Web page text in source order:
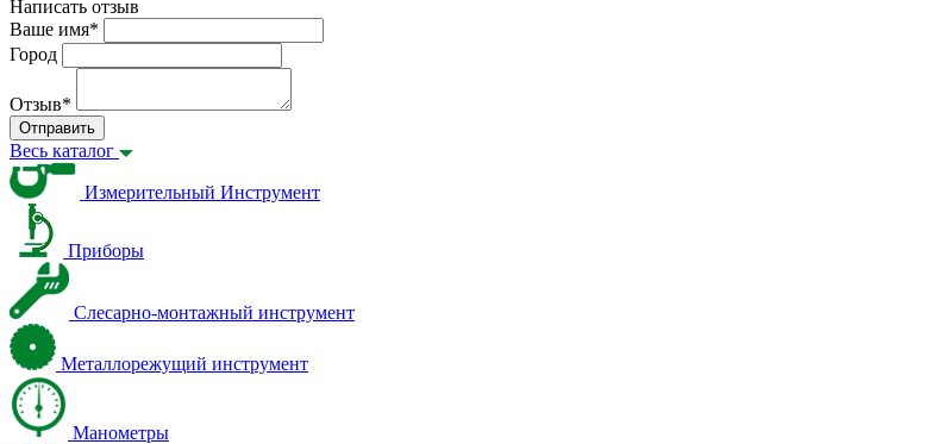
Написать отзыв
Ваше имя*
Город
Отзыв*
Отправить
Весь каталог
Измерительный Инструмент
Приборы
Слесарно-монтажный инструмент
Металлорежущий инструмент
Манометры